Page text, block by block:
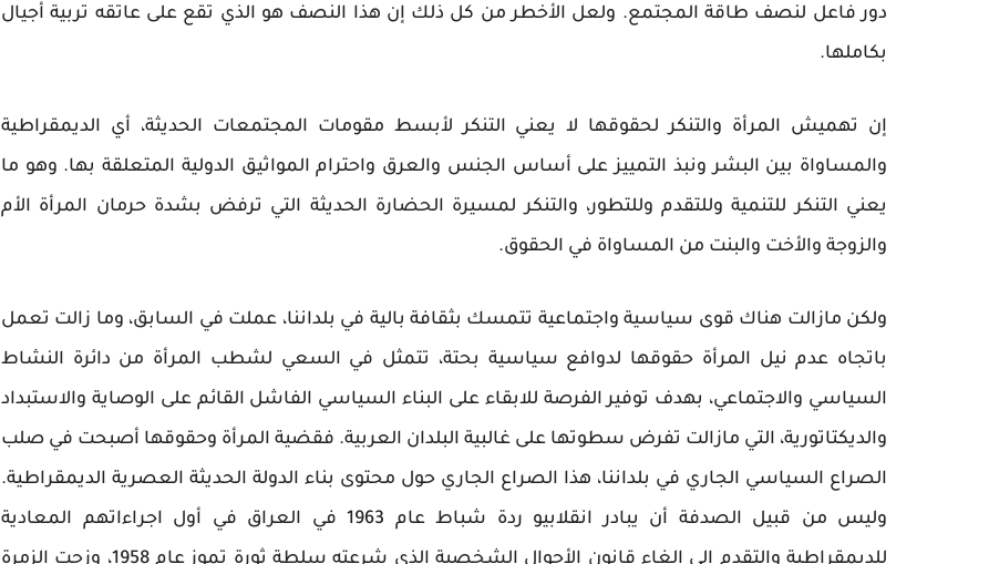
دور فاعل لنصف طاقة المجتمع. ولعل الأخطر من كل ذلك إن هذا النصف هو الذي تقع على عاتقه تربية أجيال
بكاملها.
إن تهميش المرأة والتنكر لحقوقها لا يعني التنكر لأبسط مقومات المجتمعات الحديثة، أي الديمقراطية
والمساواة بين البشر ونبذ التمييز على أساس الجنس والعرق واحترام المواثيق الدولية المتعلقة بها. وهو ما
يعني التنكر للتنمية وللتقدم وللتطور، والتنكر لمسيرة الحضارة الحديثة التي ترفض بشدة حرمان المرأة الأم
والزوجة والأخت والبنت من المساواة في الحقوق.
ولكن مازالت هناك قوى سياسية واجتماعية تتمسك بثقافة بالية في بلداننا، عملت في السابق، وما زالت تعمل
باتجاه عدم نيل المرأة حقوقها لدوافع سياسية بحتة، تتمثل في السعي لشطب المرأة من دائرة النشاط
السياسي والاجتماعي، بهدف توفير الفرصة للابقاء على البناء السياسي الفاشل القائم على الوصاية والاستبداد
والديكتاتورية، التي مازالت تفرض سطوتها على غالبية البلدان العربية. فقضية المرأة وحقوقها أصبحت في صلب
الصراع السياسي الجاري في بلداننا، هذا الصراع الجاري حول محتوى بناء الدولة الحديثة العصرية الديمقراطية.
وليس من قبيل الصدفة أن يبادر انقلابيو ردة شباط عام 1963 في العراق في أول اجراءاتهم المعادية
للديمقراطية والتقدم إلى إلغاء قانون الأحوال الشخصية الذي شرعته سلطة ثورة تموز عام 1958، وزجت الزمرة